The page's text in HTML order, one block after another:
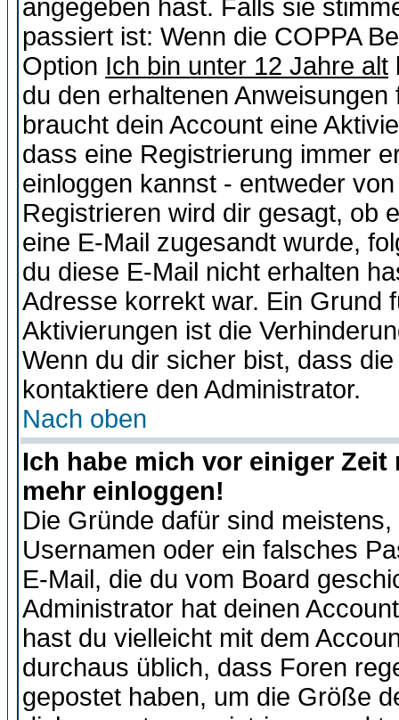
angegeben hast. Falls sie
passiert ist: Wenn die COPPA
Option Ich bin unter 12 Jahre alt
du den erhaltenen
braucht dein Account eine
dass eine Registrierung immer
einloggen kannst - entweder
Registrieren wird dir gesagt, ob
eine E-Mail zugesandt wurde,
du diese E-Mail nicht erhalten
Adresse korrekt war. Ein Grund
Aktivierungen ist die
Wenn du dir sicher bist, dass
kontaktiere den Administrator.
Nach oben
Ich habe mich vor einiger
mehr einloggen!
Die Gründe dafür sind
Usernamen oder ein falsches
E-Mail, die du vom Board
Administrator hat deinen
hast du vielleicht mit dem
durchaus üblich, dass Foren
gepostet haben, um die Größe